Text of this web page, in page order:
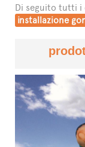
Di seguito tutti i
installazione